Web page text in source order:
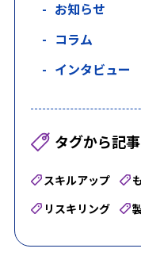
お知らせ
コラム
インタビュー
タグから記
スキルアップ
リスキリング